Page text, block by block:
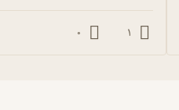
1
0